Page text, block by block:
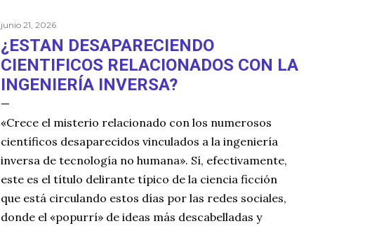
junio 21, 2026
¿ESTAN DESAPARECIENDO
CIENTIFICOS RELACIONADOS CON LA
INGENIERÍA INVERSA?
«Crece el misterio relacionado con los numerosos
científicos desaparecidos vinculados a la ingeniería
inversa de tecnología no humana». Sí, efectivamente,
este es el título delirante típico de la ciencia ficción
que está circulando estos días por las redes sociales,
donde el «popurrí» de ideas más descabelladas y